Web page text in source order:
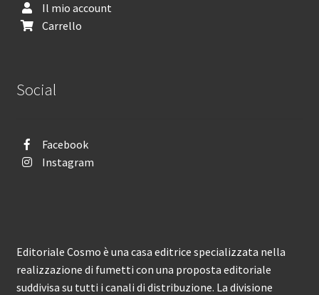
Il mio account
Carrello
Social
Facebook
Instagram
Editoriale Cosmo è una casa editrice specializzata nella
realizzazione di fumetti con una proposta editoriale
suddivisa su tutti i canali di distribuzione. La divisione